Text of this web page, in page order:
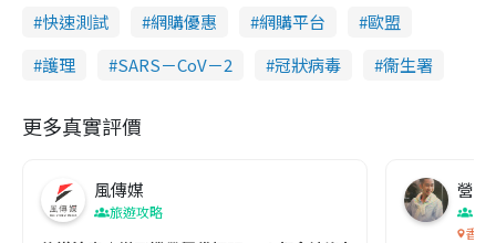
快速測試
網購優惠 網購平台
歐盟
護理
SARS－CoV－2 冠狀病毒 衞生署
更多真實評價
風傳媒
旅遊攻略
營養
香港